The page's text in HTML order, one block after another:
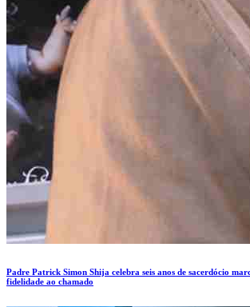
Padre Patrick Simon Shija celebra seis anos de sacerdócio
fidelidade ao chamado